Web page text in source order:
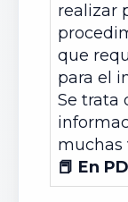
realizar
que
para el
Se trata
muchas
📕 En